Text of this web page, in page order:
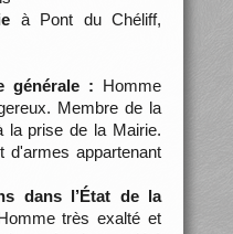
à Pont du Chéliff,
générale : Homme
Membre de la
la prise de la Mairie.
d'armes appartenant
dans l’État de la
très exalté et